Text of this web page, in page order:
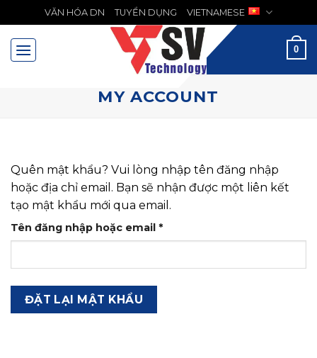
đến
nội
dung
VĂN HÓA DN TUYỂN DỤNG VIETNAMESE
0
MY ACCOUNT
Quên mật khẩu? Vui lòng nhập tên đăng nhập
hoặc địa chỉ email. Bạn sẽ nhận được một liên kết
tạo mật khẩu mới qua email.
Tên đăng nhập hoặc email *Bắt
buộc
ĐẶT LẠI MẬT KHẨU
MENU